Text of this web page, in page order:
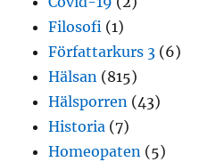
Filosofi (1)
Författarkurs 3 (6)
Hälsan (815)
Hälsporren (43)
Historia (7)
Homeopaten (5)